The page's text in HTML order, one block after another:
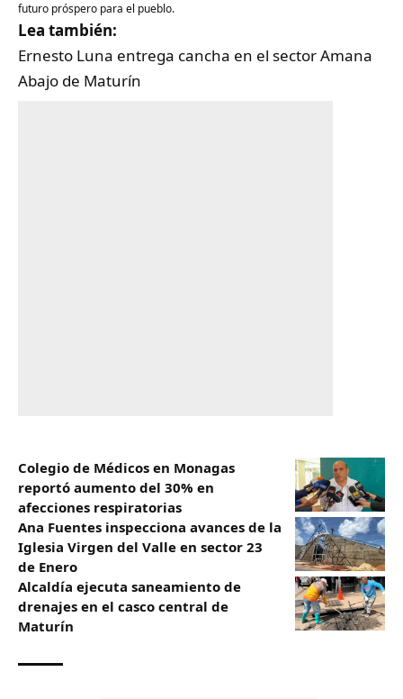
futuro próspero para el pueblo.
Lea también:
Ernesto Luna entrega cancha en el sector Amana
Abajo de Maturín
Colegio de Médicos en Monagas
reportó aumento del 30% en
afecciones respiratorias
Ana Fuentes inspecciona avances de la
Iglesia Virgen del Valle en sector 23
de Enero
Alcaldía ejecuta saneamiento de
drenajes en el casco central de
Maturín